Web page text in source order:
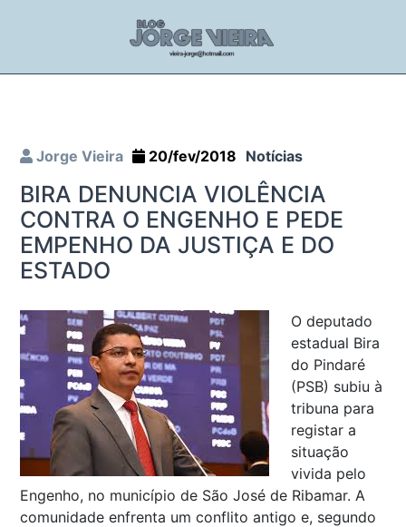
Jorge Vieira 20/fev/2018 Notícias
BIRA DENUNCIA VIOLÊNCIA
CONTRA O ENGENHO E PEDE
EMPENHO DA JUSTIÇA E DO
ESTADO
O deputado
estadual Bira
do Pindaré
(PSB) subiu à
tribuna para
registar a
situação
vivida pelo
Engenho, no município de São José de Ribamar. A
comunidade enfrenta um conflito antigo e, segundo